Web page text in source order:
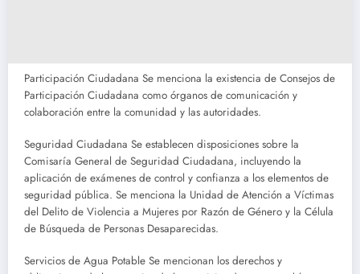
Participación Ciudadana Se menciona la existencia de Consejos de
Participación Ciudadana como órganos de comunicación y
colaboración entre la comunidad y las autoridades.
Seguridad Ciudadana Se establecen disposiciones sobre la
Comisaría General de Seguridad Ciudadana, incluyendo la
aplicación de exámenes de control y confianza a los elementos de
seguridad pública. Se menciona la Unidad de Atención a Víctimas
del Delito de Violencia a Mujeres por Razón de Género y la Célula
de Búsqueda de Personas Desaparecidas.
Servicios de Agua Potable Se mencionan los derechos y